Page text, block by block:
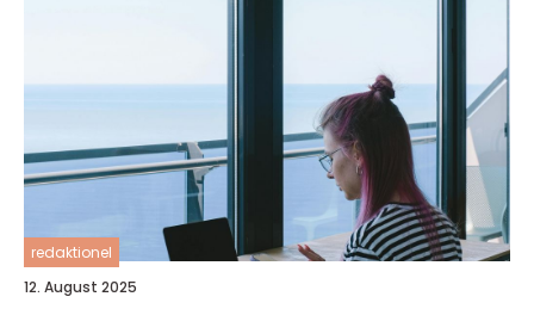
redaktionel
12. August 2025